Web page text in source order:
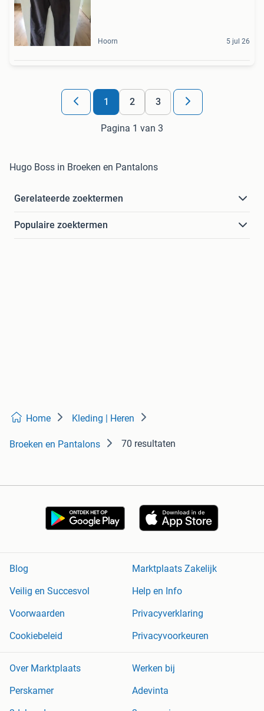
Hoorn 5 jul 26
1 2 3
Pagina 1 van 3
Hugo Boss in Broeken en Pantalons
Gerelateerde zoektermen
Populaire zoektermen
Home Kleding | Heren
Broeken en Pantalons 70 resultaten
Blog
Marktplaats Zakelijk
Veilig en Succesvol
Help en Info
Voorwaarden
Privacyverklaring
Cookiebeleid
Privacyvoorkeuren
Over Marktplaats
Werken bij
Perskamer
Adevinta